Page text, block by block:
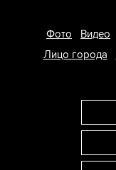
Фото Видео
Лицо города